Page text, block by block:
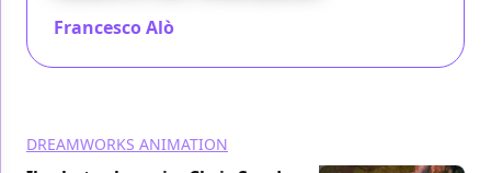
Francesco Alò
DREAMWORKS ANIMATION